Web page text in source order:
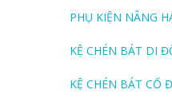
PHỤ KIỆN NÂNG
KỆ CHÉN BÁT DI
KỆ CHÉN BÁT CỐ